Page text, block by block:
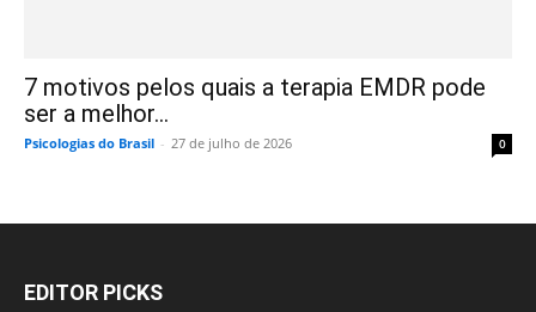
7 motivos pelos quais a terapia EMDR pode
ser a melhor...
Psicologias do Brasil - 27 de julho de 2026 0
EDITOR PICKS